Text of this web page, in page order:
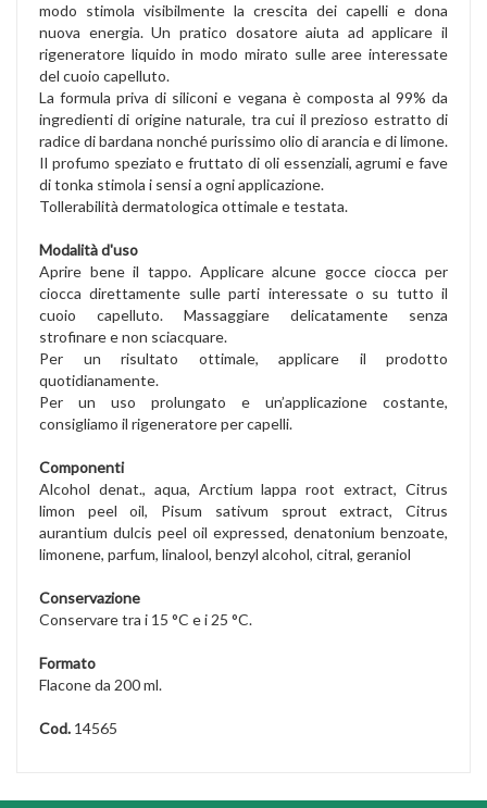
modo stimola visibilmente la crescita dei capelli e dona
nuova energia. Un pratico dosatore aiuta ad applicare il
rigeneratore liquido in modo mirato sulle aree interessate
del cuoio capelluto.
La formula priva di siliconi e vegana è composta al 99% da
ingredienti di origine naturale, tra cui il prezioso estratto di
radice di bardana nonché purissimo olio di arancia e di limone.
Il profumo speziato e fruttato di oli essenziali, agrumi e fave
di tonka stimola i sensi a ogni applicazione.
Tollerabilità dermatologica ottimale e testata.
Modalità d'uso
Aprire bene il tappo. Applicare alcune gocce ciocca per
ciocca direttamente sulle parti interessate o su tutto il
cuoio capelluto. Massaggiare delicatamente senza
strofinare e non sciacquare.
Per un risultato ottimale, applicare il prodotto
quotidianamente.
Per un uso prolungato e un’applicazione costante,
consigliamo il rigeneratore per capelli.
Componenti
Alcohol denat., aqua, Arctium lappa root extract, Citrus
limon peel oil, Pisum sativum sprout extract, Citrus
aurantium dulcis peel oil expressed, denatonium benzoate,
limonene, parfum, linalool, benzyl alcohol, citral, geraniol
Conservazione
Conservare tra i 15 °C e i 25 °C.
Formato
Flacone da 200 ml.
Cod. 14565